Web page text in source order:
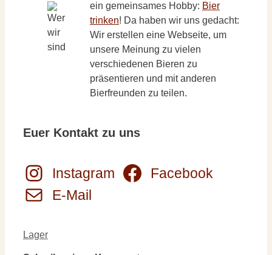
ein gemeinsames Hobby: Bier
trinken! Da haben wir uns gedacht:
Wir erstellen eine Webseite, um
unsere Meinung zu vielen
verschiedenen Bieren zu
präsentieren und mit anderen
Bierfreunden zu teilen.
Euer Kontakt zu uns
Instagram
Facebook
E-Mail
Kategorien
Lager